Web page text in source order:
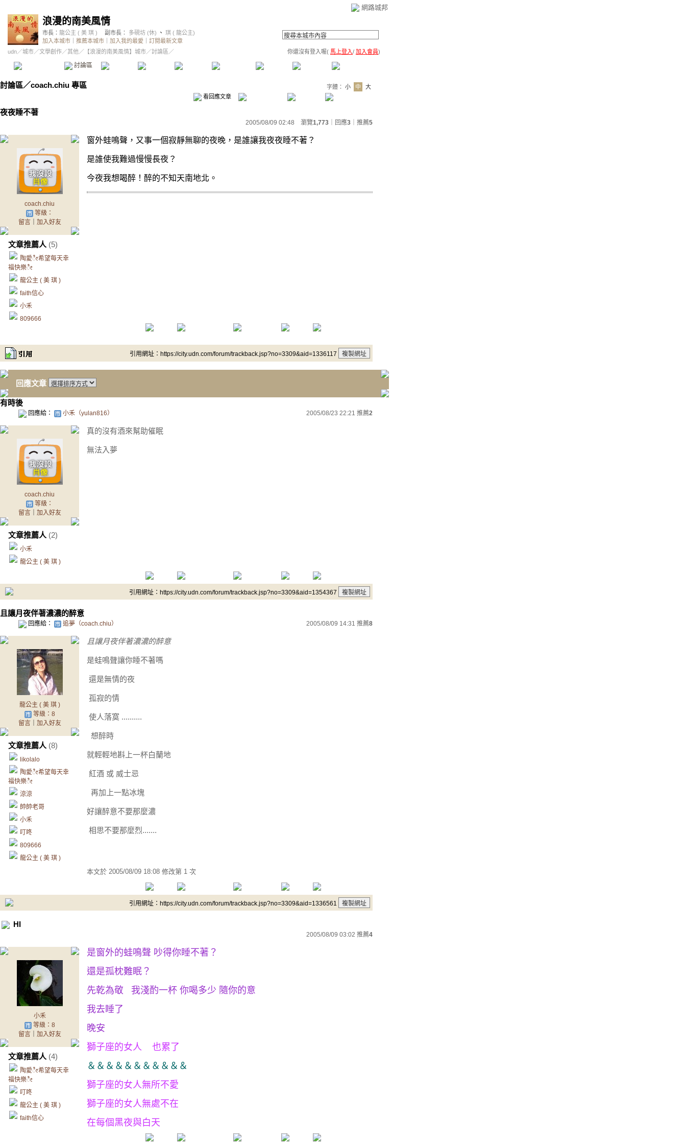
網路城邦
浪漫的南美風情
市長： 龍公主 ( 美 琪 ) 副市長： 多硯坊 (休) 、 琪 ( 龍公主)
加入本城市
推薦本城市 加入我的最愛
訂閱最新文章
udn／城市／文學創作／其他 ／ 【浪漫的南美風情】城市／討論區／ 你還沒有登入喔( 馬上登入/ 加入會員)
討論區 精華區 投票區 影像館 公告區 訪客簿 市政中心
討論區／coach.chiu 專區 字體： 小 中
大
看回應文章
夜夜睡不著
2005/08/09 02:48 瀏覽1,773 ｜回應3 推薦5
coach.chiu
等級：
留言｜ 加入好友
文章推薦人 (5)
陶愛ೀ希望每天幸
福快樂ೀ
龍公主 ( 美 琪 )
faith信心
小禾
809666
窗外蛙鳴聲，又事一個寂靜無聊的夜晚，是誰讓我夜夜睡不著？
是誰使我難過慢慢長夜？
今夜我想喝醉！醉的不知天南地北。
引用網址：https://city.udn.com/forum/trackback.jsp?no=3309&aid=1336117
回應文章
有時後
回應給： 小禾（yulan816） 2005/08/23 22:21 推薦2
coach.chiu
等級：
留言｜ 加入好友
文章推薦人 (2)
小禾
龍公主 ( 美 琪 )
真的沒有酒來幫助催眠
無法入夢
引用網址：https://city.udn.com/forum/trackback.jsp?no=3309&aid=1354367
且讓月夜伴著濃濃的醉意
回應給： 追夢（coach.chiu） 2005/08/09 14:31 推薦8
龍公主 ( 美 琪 )
等級：8
留言｜ 加入好友
文章推薦人 (8)
likolalo
陶愛ೀ希望每天幸
福快樂ೀ
涼涼
帥帥老哥
小禾
叮咚
809666
龍公主 ( 美 琪 )
且讓月夜伴著濃濃的醉意
是蛙鳴聲讓你睡不著嗎
還是無情的夜
孤寂的情
使人落寞 ..........
想醉時
就輕輕地斟上一杯白蘭地
紅酒 或 威士忌
再加上一點冰塊
好讓醉意不要那麼濃
相思不要那麼烈.......
本文於 2005/08/09 18:08 修改第 1 次
引用網址：https://city.udn.com/forum/trackback.jsp?no=3309&aid=1336561
HI
2005/08/09 03:02 推薦4
小禾
等級：8
留言｜ 加入好友
文章推薦人 (4)
陶愛ೀ希望每天幸
福快樂ೀ
叮咚
龍公主 ( 美 琪 )
faith信心
是窗外的蛙鳴聲 吵得你睡不著？
還是孤枕難眠？
先乾為敬 我淺酌一杯 你喝多少 隨你的意
我去睡了
晚安
獅子座的女人 也累了
＆＆＆＆＆＆＆＆＆＆＆
獅子座的女人無所不愛
獅子座的女人無處不在
在每個黑夜與白天